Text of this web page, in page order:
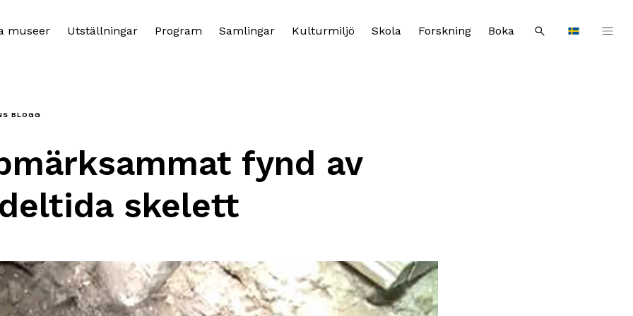
Languages
museer Utställningar Program Samlingar Kulturmiljö Skola Forskning Boka Sök
BLOGG
fynd av
skelett